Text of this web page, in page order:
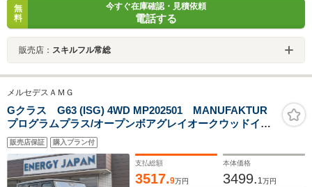
無
料
今すぐ在庫確認・見積依頼
電話する
販売店： スキルフル常総
メルセデスＡＭＧ
Gクラス G63 (ISG) 4WD MP202501 MANUFAKTUR
プログラムプラス/オープンボアグレイオークウッドイン
テリア/インテリアプラスPKG/AMGカーボンファイバー
エクステリアPKG/22インチAMGアルミホイール/オプシ
ョンカラーMANUFAKTURオリーブ/1オーナー
販売店保証 購入プラン付
支払総額
3517.9万円
本体価格
3499. 1 万円